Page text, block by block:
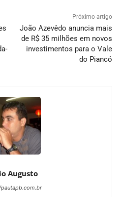
Próximo artigo
João Azevêdo anuncia mais
de R$ 35 milhões em novos
investimentos para o Vale
do Piancó
Augusto